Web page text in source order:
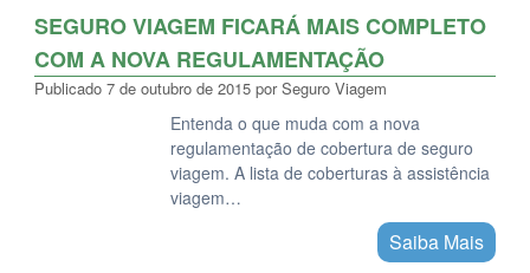
SEGURO VIAGEM FICARÁ MAIS COMPLETO
COM A NOVA REGULAMENTAÇÃO
Publicado 7 de outubro de 2015 por Seguro Viagem
Entenda o que muda com a nova
regulamentação de cobertura de seguro
viagem. A lista de coberturas à assistência
viagem…
Saiba Mais